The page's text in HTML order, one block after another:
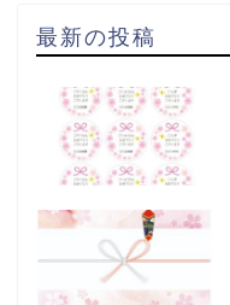
最新の投稿